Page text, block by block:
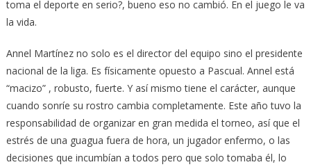
toma el deporte en serio?, bueno eso no cambió. En el juego le va
la vida.
Annel Martínez no solo es el director del equipo sino el presidente
nacional de la liga. Es físicamente opuesto a Pascual. Annel está
“macizo” , robusto, fuerte. Y así mismo tiene el carácter, aunque
cuando sonríe su rostro cambia completamente. Este año tuvo la
responsabilidad de organizar en gran medida el torneo, así que el
estrés de una guagua fuera de hora, un jugador enfermo, o las
decisiones que incumbían a todos pero que solo tomaba él, lo